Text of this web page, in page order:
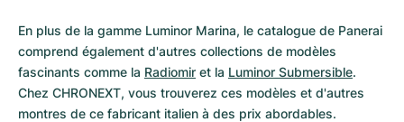
En plus de la gamme Luminor Marina, le catalogue de Panerai
comprend également d'autres collections de modèles
fascinants comme la Radiomir et la Luminor Submersible.
Chez CHRONEXT, vous trouverez ces modèles et d'autres
montres de ce fabricant italien à des prix abordables.